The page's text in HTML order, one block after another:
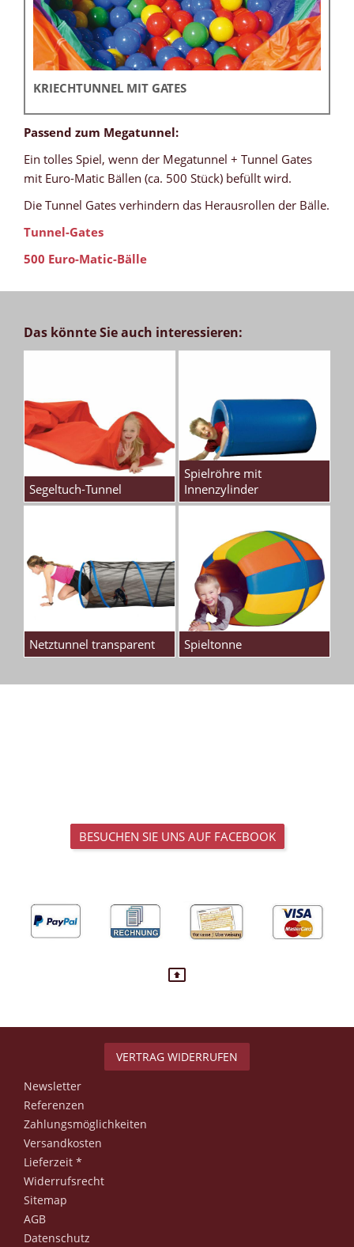
KRIECHTUNNEL MIT GATES
Passend zum Megatunnel:
Ein tolles Spiel, wenn der Megatunnel + Tunnel Gates
mit Euro-Matic Bällen (ca. 500 Stück) befüllt wird.
Die Tunnel Gates verhindern das Herausrollen der Bälle.
Tunnel-Gates
500 Euro-Matic-Bälle
Das könnte Sie auch interessieren:
Segeltuch-Tunnel
Spielröhre mit
Innenzylinder
Netztunnel transparent Spieltonne
BESUCHEN SIE UNS AUF FACEBOOK
VERTRAG WIDERRUFEN
Newsletter
Referenzen
Zahlungsmöglichkeiten
Versandkosten
Lieferzeit *
Widerrufsrecht
Sitemap
AGB
Datenschutz